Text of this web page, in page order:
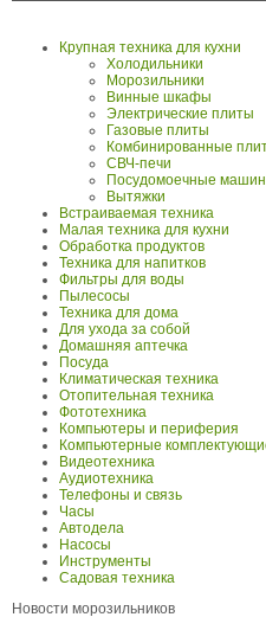
Крупная техника для кухни
Холодильники
Морозильники
Винные шкафы
Электрические плиты
Газовые плиты
Комбинированные
СВЧ-печи
Посудомоечные
Вытяжки
Встраиваемая техника
Малая техника для кухни
Обработка продуктов
Техника для напитков
Фильтры для воды
Пылесосы
Техника для дома
Для ухода за собой
Домашняя аптечка
Посуда
Климатическая техника
Отопительная техника
Фототехника
Компьютеры и периферия
Компьютерные
Видеотехника
Аудиотехника
Телефоны и связь
Часы
Автодела
Насосы
Инструменты
Садовая техника
Новости морозильников